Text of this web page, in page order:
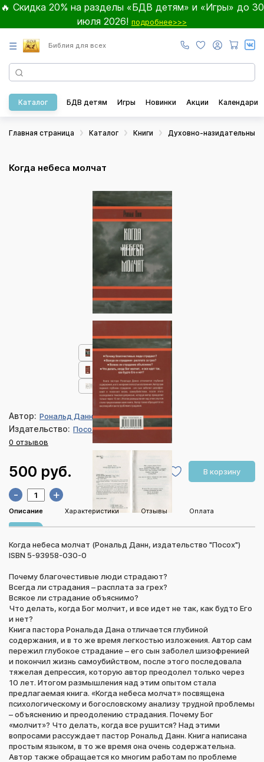
🔥 Скидка 20% на разделы «БДВ детям» и «Игры» до 30
июля 2026! подробнее>>>
☰ Библия для всех
Каталог БДВ детям Игры Новинки Акции Календари
Главная страница Каталог Книги Духовно-назидательные
Когда небеса молчат
Автор: Рональд Данн
Издательство: Посох
0 отзывов
500 руб. В корзину
- +
Описание Характеристики Отзывы Оплата
Когда небеса молчат (Рональд Данн, издательство "Посох")
ISBN 5-93958-030-0
Почему благочестивые люди страдают?
Всегда ли страдания – расплата за грех?
Всякое ли страдание объяснимо?
Что делать, когда Бог молчит, и все идет не так, как будто Его
и нет?
Книга пастора Рональда Дана отличается глубиной
содержания, и в то же время легкостью изложения. Автор сам
пережил глубокое страдание – его сын заболел шизофренией
и покончил жизнь самоубийством, после этого последовала
тяжелая депрессия, которую автор преодолел только через
10 лет. Итогом размышления над этим опытом стала
предлагаемая книга. «Когда небеса молчат» посвящена
психологическому и богословскому анализу трудной проблемы
– объяснению и преодолению страдания. Почему Бог
«молчит»? Что делать, когда все рушится? Над этими
вопросами рассуждает пастор Рональд Данн. Книга написана
простым языком, в то же время она очень содержательна.
Автор также обращается ко многим работам по проблеме